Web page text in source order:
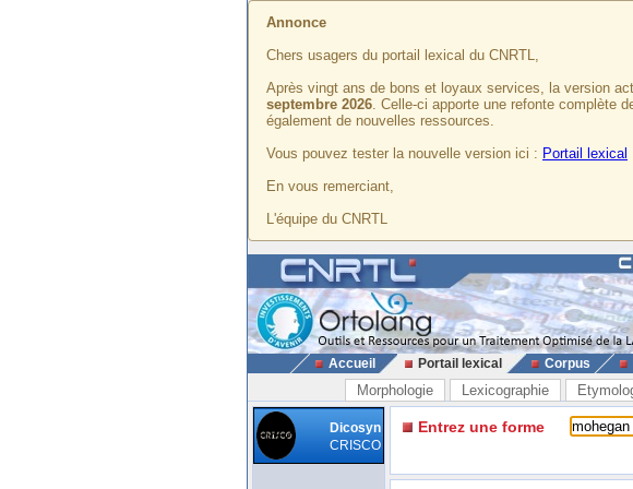
Annonce
Chers usagers du portail lexical du CNRTL,
Après vingt ans de bons et loyaux services, la version
septembre 2026. Celle-ci apporte une refonte complète
également de nouvelles ressources.
Vous pouvez tester la nouvelle version ici : Portail lexical
En vous remerciant,
L'équipe du CNRTL
Accueil Portail lexical Corpus
Morphologie Lexicographie
Dicosyn
CRISCO
Entrez une forme